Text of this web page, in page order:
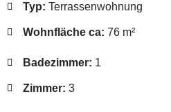
Typ: Terrassenwohnung
Wohnfläche ca: 76 m²
Badezimmer: 1
Zimmer: 3